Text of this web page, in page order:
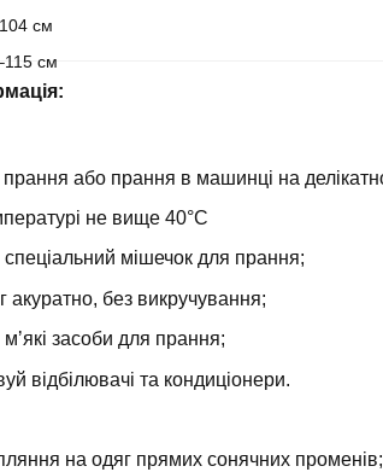
см
см
або прання в машинці на
не вище 40°С
спеціальний мішечок для прання;
акуратно, без викручування;
засоби для прання;
відбілювачі та кондиціонери.
на одяг прямих сонячних променів;